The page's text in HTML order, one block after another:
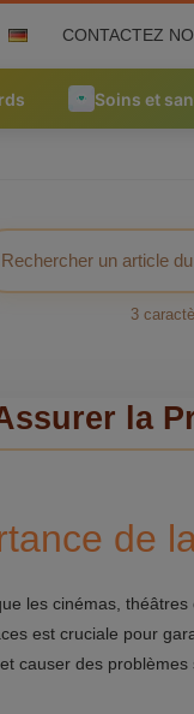
CONTACTEZ
Soins et
3
la
de
les cinémas,
est cruciale pour
causer des